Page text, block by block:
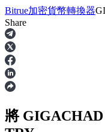
合約
Bitrue加密貨幣轉換器
Share
將 GIGACHAD